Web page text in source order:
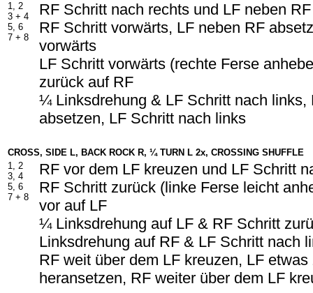
1, 2
3 + 4
5, 6
7 + 8
RF Schritt nach rechts und LF neben
RF Schritt vorwärts, LF neben RF
vorwärts
LF Schritt vorwärts (rechte Ferse
zurück auf RF
¼ Linksdrehung & LF Schritt nach links,
absetzen, LF Schritt nach links
CROSS, SIDE L, BACK ROCK R, ¼ TURN L 2x, CROSSING SHUFFLE
1, 2
3, 4
5, 6
7 + 8
RF vor dem LF kreuzen und LF Schritt
RF Schritt zurück (linke Ferse leicht
vor auf LF
¼ Linksdrehung auf LF & RF Schritt
Linksdrehung auf RF & LF Schritt nach
RF weit über dem LF kreuzen, LF etwas
heransetzen, RF weiter über dem LF